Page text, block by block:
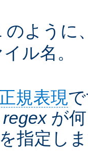
のように
ル名。
正規表現
regexが何
指定し